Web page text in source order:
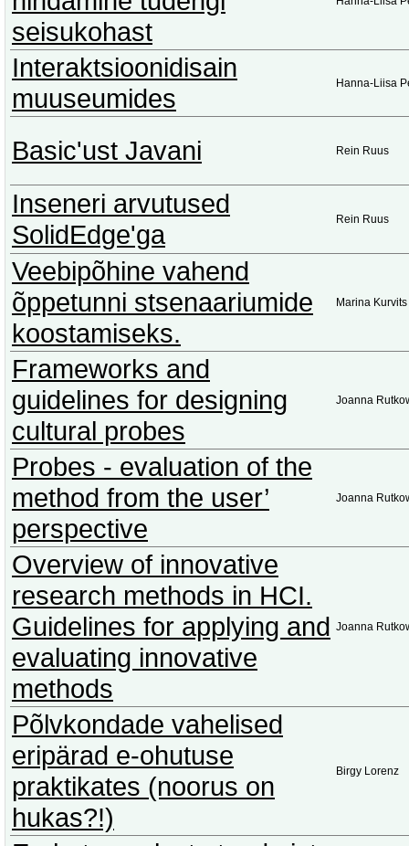
seisukohast
Interaktsioonidisain
muuseumides
Hanna-Liisa
Basic'ust Javani Rein Ruus
Inseneri arvutused
SolidEdge'ga
Rein Ruus
Veebipõhine vahend
õppetunni stsenaariumide
koostamiseks.
Marina Kurvits
Frameworks and
guidelines for designing
cultural probes
Joanna
Probes - evaluation of the
method from the user’
perspective
Joanna
Overview of innovative
research methods in HCI.
Guidelines for applying and
evaluating innovative
methods
Joanna
Põlvkondade vahelised
eripärad e-ohutuse
praktikates (noorus on
hukas?!)
Birgy Lorenz